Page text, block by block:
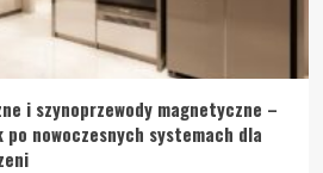
i szynoprzewody magnetyczne –
nowoczesnych systemach dla